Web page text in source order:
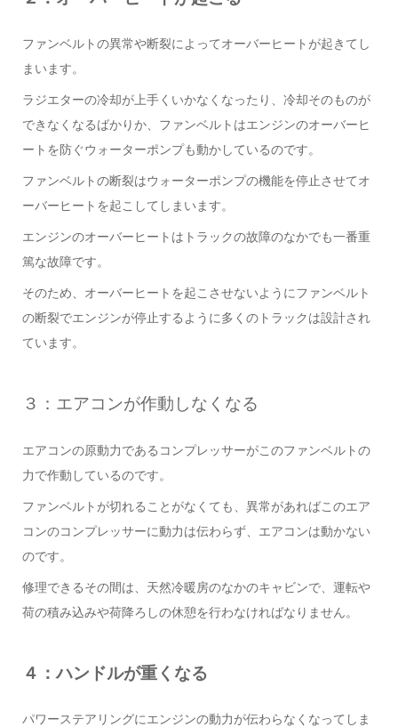
ファンベルトの異常や断裂によってオーバーヒートが起きてし
まいます。
ラジエターの冷却が上手くいかなくなったり、冷却そのものが
できなくなるばかりか、ファンベルトはエンジンのオーバーヒ
ートを防ぐウォーターポンプも動かしているのです。
ファンベルトの断裂はウォーターポンプの機能を停止させてオ
ーバーヒートを起こしてしまいます。
エンジンのオーバーヒートはトラックの故障のなかでも一番重
篤な故障です。
そのため、オーバーヒートを起こさせないようにファンベルト
の断裂でエンジンが停止するように多くのトラックは設計され
ています。
３：エアコンが作動しなくなる
エアコンの原動力であるコンプレッサーがこのファンベルトの
力で作動しているのです。
ファンベルトが切れることがなくても、異常があればこのエア
コンのコンプレッサーに動力は伝わらず、エアコンは動かない
のです。
修理できるその間は、天然冷暖房のなかのキャビンで、運転や
荷の積み込みや荷降ろしの休憩を行わなければなりません。
４：ハンドルが重くなる
パワーステアリングにエンジンの動力が伝わらなくなってしま